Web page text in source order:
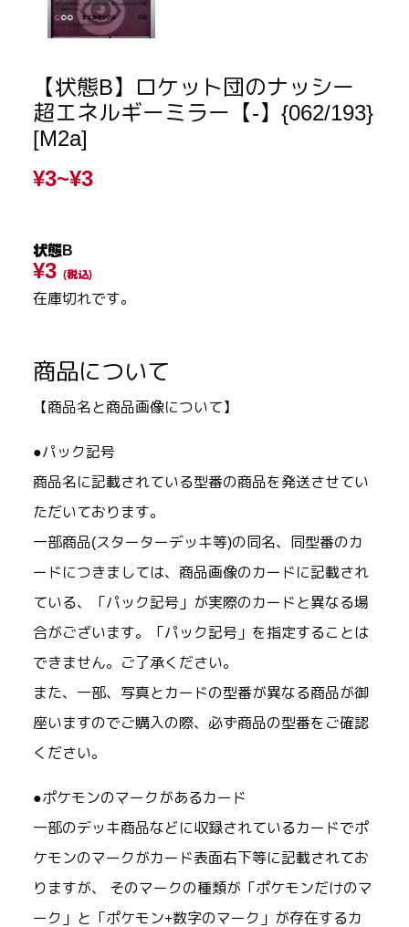
【状態B】ロケット団のナッシー
超エネルギーミラー【-】{062/193}
[M2a]
¥3~¥3
状態B
¥3 (税込)
在庫切れです。
商品について
【商品名と商品画像について】
●パック記号
商品名に記載されている型番の商品を発送させてい
ただいております。
一部商品(スターターデッキ等)の同名、同型番のカ
ードにつきましては、商品画像のカードに記載され
ている、「パック記号」が実際のカードと異なる場
合がございます。「パック記号」を指定することは
できません。ご了承ください。
また、一部、写真とカードの型番が異なる商品が御
座いますのでご購入の際、必ず商品の型番をご確認
ください。
●ポケモンのマークがあるカード
一部のデッキ商品などに収録されているカードでポ
ケモンのマークがカード表面右下等に記載されてお
りますが、 そのマークの種類が「ポケモンだけのマ
ーク」と「ポケモン+数字のマーク」が存在するカ